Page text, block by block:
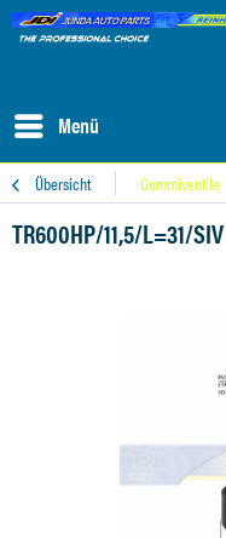
Menü
Übersicht Gummiventile
TR600HP/11,5/L=31/SIV